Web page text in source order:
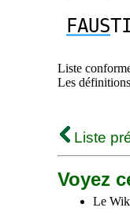
FAUS
Liste
Les
Liste
Voyez
Le